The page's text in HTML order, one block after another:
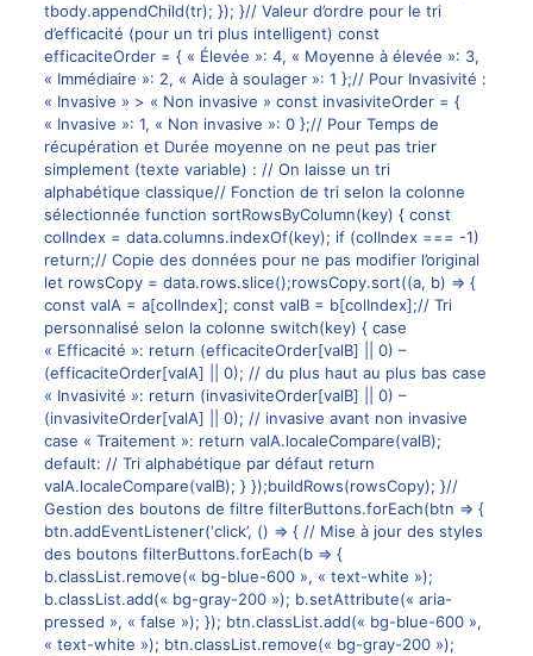
tbody.appendChild(tr); }); }// Valeur d’ordre pour le tri
d’efficacité (pour un tri plus intelligent) const
efficaciteOrder = { « Élevée »: 4, « Moyenne à élevée »: 3,
« Immédiaire »: 2, « Aide à soulager »: 1 };// Pour Invasivité :
« Invasive » > « Non invasive » const invasiviteOrder = {
« Invasive »: 1, « Non invasive »: 0 };// Pour Temps de
récupération et Durée moyenne on ne peut pas trier
simplement (texte variable) : // On laisse un tri
alphabétique classique// Fonction de tri selon la colonne
sélectionnée function sortRowsByColumn(key) { const
colIndex = data.columns.indexOf(key); if (colIndex === -1)
return;// Copie des données pour ne pas modifier l’original
let rowsCopy = data.rows.slice();rowsCopy.sort((a, b) => {
const valA = a[colIndex]; const valB = b[colIndex];// Tri
personnalisé selon la colonne switch(key) { case
« Efficacité »: return (efficaciteOrder[valB] || 0) –
(efficaciteOrder[valA] || 0); // du plus haut au plus bas case
« Invasivité »: return (invasiviteOrder[valB] || 0) –
(invasiviteOrder[valA] || 0); // invasive avant non invasive
case « Traitement »: return valA.localeCompare(valB);
default: // Tri alphabétique par défaut return
valA.localeCompare(valB); } });buildRows(rowsCopy); }//
Gestion des boutons de filtre filterButtons.forEach(btn => {
btn.addEventListener(‘click’, () => { // Mise à jour des styles
des boutons filterButtons.forEach(b => {
b.classList.remove(« bg-blue-600 », « text-white »);
b.classList.add(« bg-gray-200 »); b.setAttribute(« aria-
pressed », « false »); }); btn.classList.add(« bg-blue-600 »,
« text-white »); btn.classList.remove(« bg-gray-200 »);